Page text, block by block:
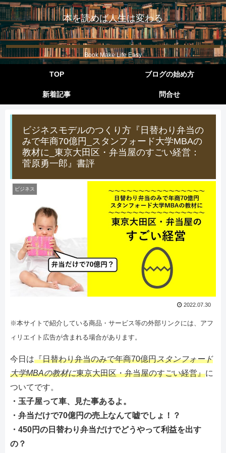
本を読めば人生は変わる
Book Make Life Easy
TOP ブログの始め方
新着記事 問合せ
ビジネスモデルのつくり方『日替わり弁当の
みで年商70億円_スタンフォード大学MBAの
教材に_東京大田区・弁当屋のすごい経営：
菅原勇一郎』書評
ビジネス
2022.07.30
※本サイトで紹介している商品・サービス等の外部リンクには、アフ
ィリエイト広告が含まれる場合があります。
今日は『日替わり弁当のみで年商70億円スタンフォード
大学MBAの教材に東京大田区・弁当屋のすごい経営』に
ついてです。
・玉子屋って車、見た事あるよ。
・弁当だけで70億円の売上なんて嘘でしょ！？
・450円の日替わり弁当だけでどうやって利益を出す
の？